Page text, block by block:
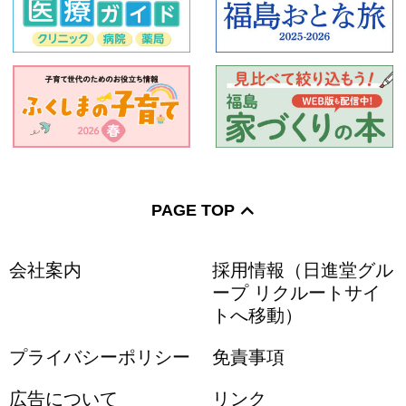
PAGE TOP
会社案内
採用情報（日進堂グル
ープ リクルートサイ
トへ移動）
プライバシーポリシー 免責事項
広告について リンク